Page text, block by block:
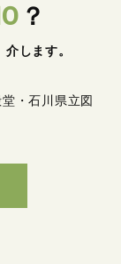
？
介します。
・石川県立図